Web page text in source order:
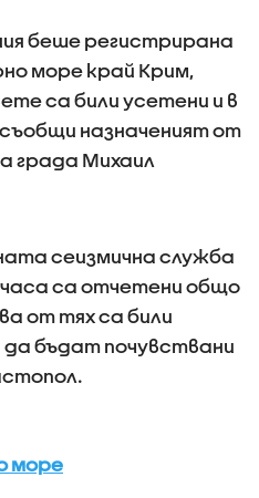
беше регистрирана
море край Крим,
са били усетени и в
назначеният от
града Михаил
сеизмична служба
са отчетени общо
от тях са били
бъдат почувствани
море